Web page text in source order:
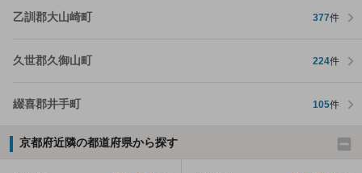
乙訓郡大山崎町 377件
久世郡久御山町 224件
綴喜郡井手町 105件
京都府近隣の都道府県から探す